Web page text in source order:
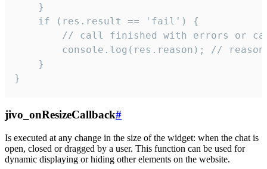
    }
    if (res.result == 'fail') {
// call finished with errors or
console.log(res.reason); //
    }
}
jivo_onResizeCallback#
Is executed at any change in the size of the widget: when the chat is
open, closed or dragged by a user. This function can be used for
dynamic displaying or hiding other elements on the website.